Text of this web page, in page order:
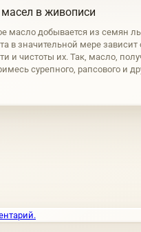
в живописи
масло добывается из семян
в значительной мере
и чистоты их. Так, масло,
сурепного, рапсового и